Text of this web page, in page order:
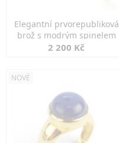
Elegantní prvorepubliková
brož s modrým spinelem
2 200 Kč
NOVÉ